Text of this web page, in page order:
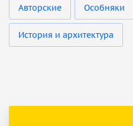
Авторские Особняки
История и архитектура